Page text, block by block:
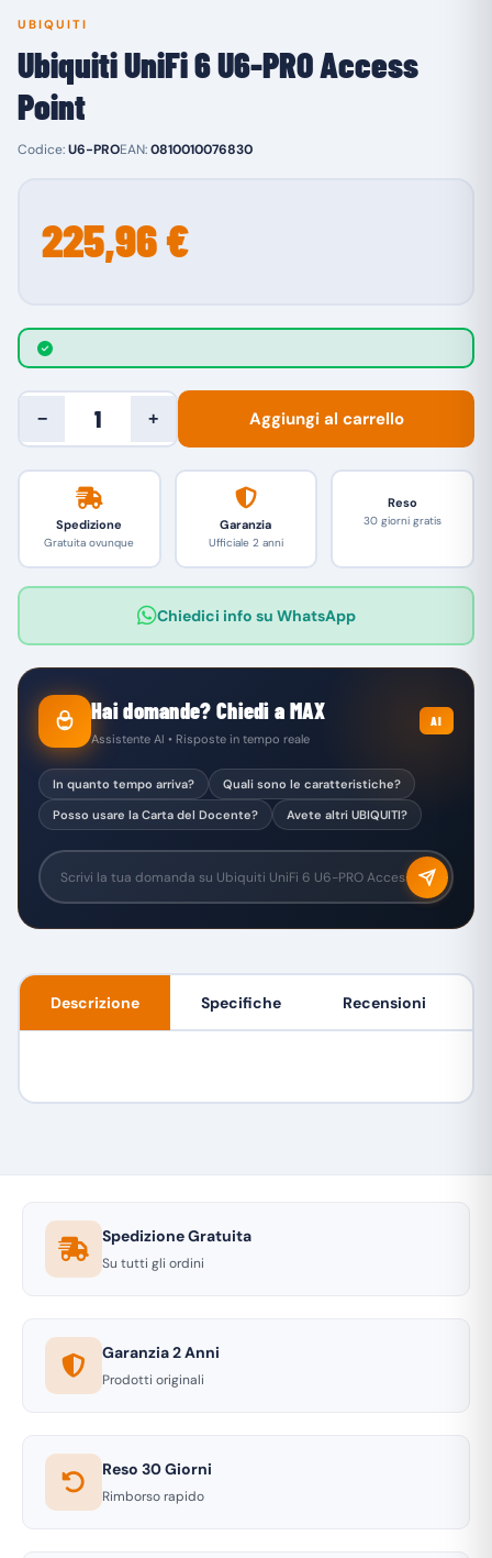
UBIQUITI
Ubiquiti UniFi 6 U6-PRO Access
Point
Codice:U6-PROEAN:0810010076830
225,96 €
− + Aggiungi al carrello
Spedizione
Gratuita ovunque
Garanzia
Ufficiale 2 anni
Reso
30 giorni gratis
Chiedici info su WhatsApp
Hai domande? Chiedi a MAX
Assistente AI • Risposte in tempo reale
AI
In quanto tempo arriva?
Quali sono le caratteristiche?
Posso usare la Carta del Docente?
Avete altri UBIQUITI?
Descrizione Specifiche Recensioni
Spedizione Gratuita
Su tutti gli ordini
Garanzia 2 Anni
Prodotti originali
Reso 30 Giorni
Rimborso rapido